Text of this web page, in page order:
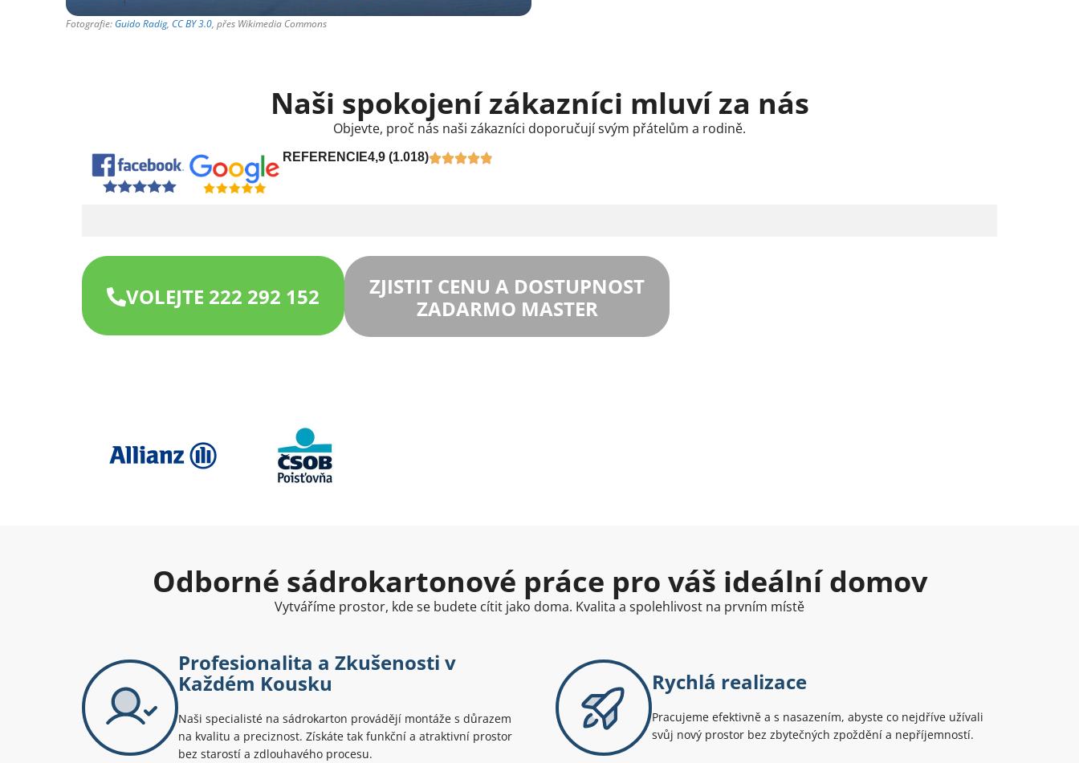
Fotografie: Guido Radig, CC BY 3.0, přes Wikimedia Commons
Naši spokojení zákazníci mluví za nás
Objevte, proč nás naši zákazníci doporučují svým přátelům a rodině.
REFERENCIE4,9 (1.018)
VOLEJTE 222 292 152
ZJISTIT CENU A DOSTUPNOST
ZADARMO MASTER
Odborné sádrokartonové práce pro váš ideální domov
Vytváříme prostor, kde se budete cítit jako doma. Kvalita a spolehlivost na prvním místě
Profesionalita a Zkušenosti v
Každém Kousku
Naši specialisté na sádrokarton provádějí montáže s důrazem
na kvalitu a preciznost. Získáte tak funkční a atraktivní prostor
bez starostí a zdlouhavého procesu.
Rychlá realizace
Pracujeme efektivně a s nasazením, abyste co nejdříve užívali
svůj nový prostor bez zbytečných zpoždění a nepříjemností.